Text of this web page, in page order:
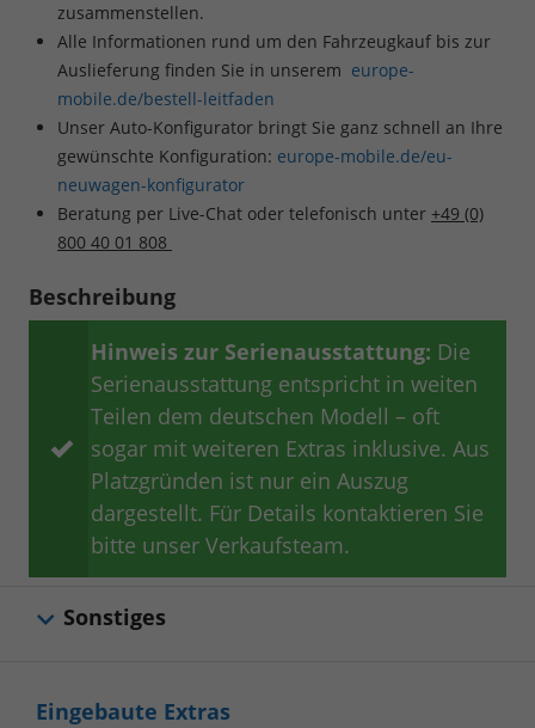
zusammenstellen.
Alle Informationen rund um den Fahrzeugkauf bis zur
Auslieferung finden Sie in unserem europe-
mobile.de/bestell-leitfaden
Unser Auto-Konfigurator bringt Sie ganz schnell an Ihre
gewünschte Konfiguration: europe-mobile.de/eu-
neuwagen-konfigurator
Beratung per Live-Chat oder telefonisch unter +49 (0)
800 40 01 808
Beschreibung
Hinweis zur Serienausstattung: Die
Serienausstattung entspricht in weiten
Teilen dem deutschen Modell – oft
sogar mit weiteren Extras inklusive. Aus
Platzgründen ist nur ein Auszug
dargestellt. Für Details kontaktieren Sie
bitte unser Verkaufsteam.
Sonstiges
Eingebaute Extras